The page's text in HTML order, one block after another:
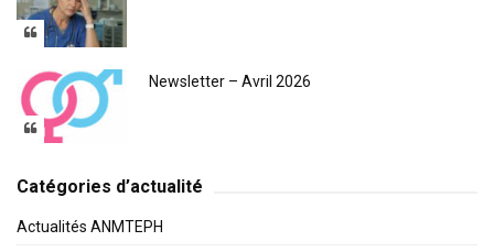
Newsletter – Avril 2026
Catégories d’actualité
Actualités ANMTEPH